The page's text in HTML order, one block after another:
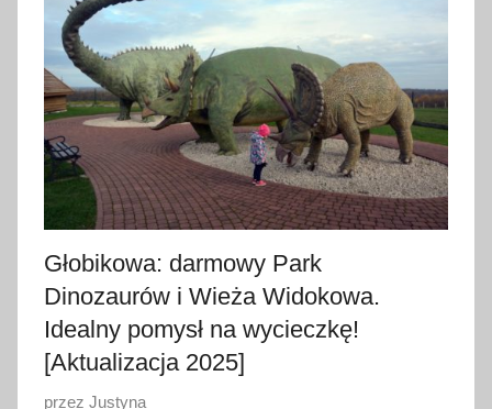
n
i
a
2
Głobikowa: darmowy Park
Dinozaurów i Wieża Widokowa.
Idealny pomysł na wycieczkę!
[Aktualizacja 2025]
O
przez Justyna